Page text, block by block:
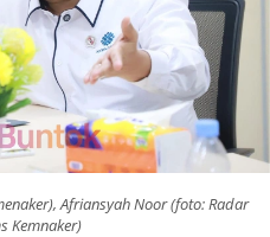
Afriansyah Noor (foto: Radar
Kemnaker)